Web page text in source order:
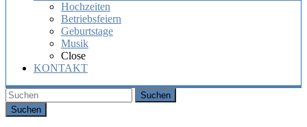
Hochzeiten
Betriebsfeiern
Geburtstage
Musik
Close
KONTAKT
Suchen